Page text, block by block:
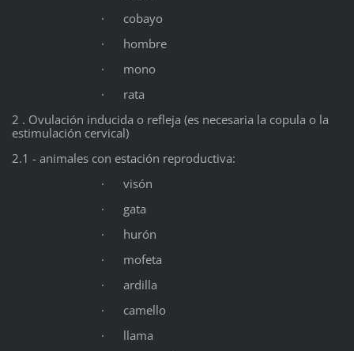
· cobayo
· hombre
· mono
· rata
2 . Ovulación inducida o refleja (es necesaria la copula o la
estimulación cervical)
2.1 - animales con estación reproductiva:
· visón
· gata
· hurón
· mofeta
· ardilla
· camello
· llama